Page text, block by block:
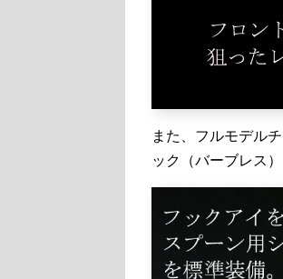
また、フルモデル
ック（バーブレス）